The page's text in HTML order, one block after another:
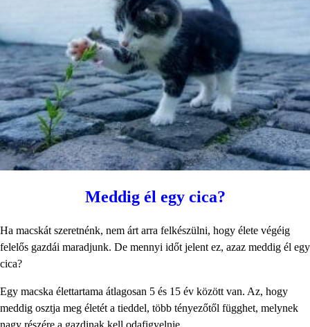
Meddig él egy cica?
Ha macskát szeretnénk, nem árt arra felkészülni, hogy élete végéig
felelős gazdái maradjunk. De mennyi időt jelent ez, azaz meddig él egy
cica?
Egy macska élettartama átlagosan 5 és 15 év között van. Az, hogy
meddig osztja meg életét a tieddel, több tényezőtől függhet, melynek